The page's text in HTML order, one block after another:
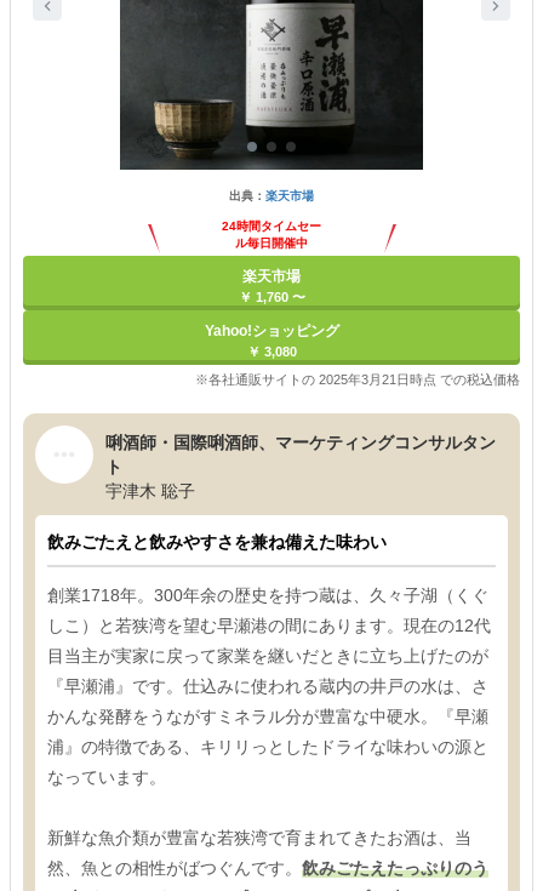
出典： 楽天市場
24時間タイムセー
ル毎日開催中
楽天市場
￥ 1,760 〜
Yahoo!ショッピング
￥ 3,080
※各社通販サイトの 2025年3月21日時点 での税込価格
唎酒師・国際唎酒師、マーケティングコンサルタン
ト
宇津木 聡子
飲みごたえと飲みやすさを兼ね備えた味わい
創業1718年。300年余の歴史を持つ蔵は、久々子湖（くぐ
しこ）と若狭湾を望む早瀬港の間にあります。現在の12代
目当主が実家に戻って家業を継いだときに立ち上げたのが
『早瀬浦』です。仕込みに使われる蔵内の井戸の水は、さ
かんな発酵をうながすミネラル分が豊富な中硬水。『早瀬
浦』の特徴である、キリリっとしたドライな味わいの源と
なっています。
新鮮な魚介類が豊富な若狭湾で育まれてきたお酒は、当
然、魚との相性がばつぐんです。 飲みごたえたっぷりのう